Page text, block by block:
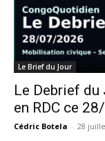
Le Brief du Jour
Le Debrief
en RDC ce
Cédric Botela - 28